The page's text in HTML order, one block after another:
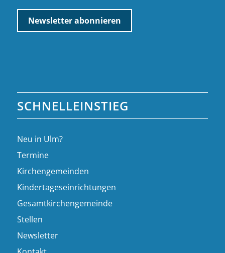
SCHNELLEINSTIEG
Neu in Ulm?
Termine
Kirchengemeinden
Kindertageseinrichtungen
Gesamtkirchengemeinde
Stellen
Newsletter